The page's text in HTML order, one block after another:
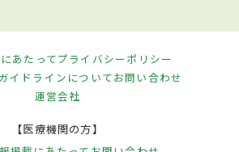
あたってプライバシーポリシー
イドラインについてお問い合わせ
運営会社
【医療機関の方】